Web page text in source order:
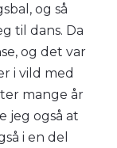
og så
til dans. Da
og det var
i vild med
mange år
jeg også at
i en del